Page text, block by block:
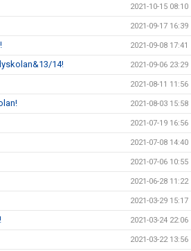
2021-10-15 08:10
2021-09-17 16:39
2021-09-08 17:41
14! 2021-09-06 23:29
2021-08-11 11:56
2021-08-03 15:58
2021-07-19 16:56
2021-07-08 14:40
2021-07-06 10:55
2021-06-28 11:22
2021-03-29 15:17
2021-03-24 22:06
2021-03-22 13:56